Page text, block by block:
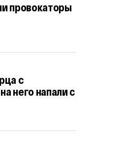
провокаторы
с
него напали с